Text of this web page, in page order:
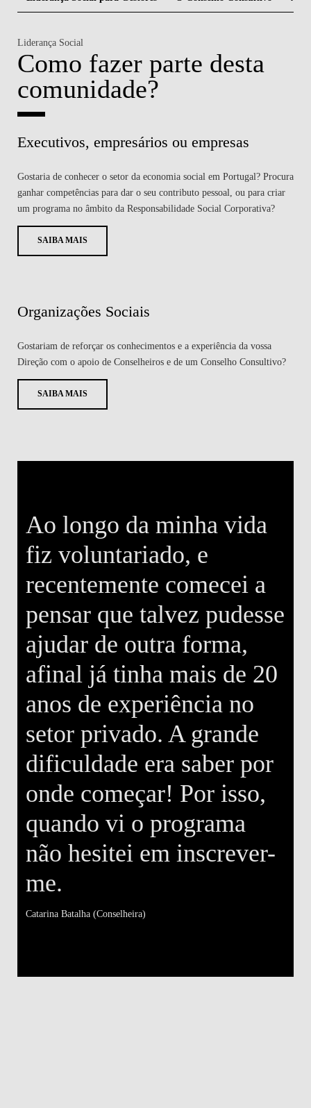
Liderança Social
Como fazer parte desta
comunidade?
Executivos, empresários ou empresas
Gostaria de conhecer o setor da economia social em Portugal? Procura
ganhar competências para dar o seu contributo pessoal, ou para criar
um programa no âmbito da Responsabilidade Social Corporativa?
SAIBA MAIS
Organizações Sociais
Gostariam de reforçar os conhecimentos e a experiência da vossa
Direção com o apoio de Conselheiros e de um Conselho Consultivo?
SAIBA MAIS
Ao longo da minha vida
fiz voluntariado, e
recentemente comecei a
pensar que talvez pudesse
ajudar de outra forma,
afinal já tinha mais de 20
anos de experiência no
setor privado. A grande
dificuldade era saber por
onde começar! Por isso,
quando vi o programa
não hesitei em inscrever-
me.
Catarina Batalha(Conselheira)